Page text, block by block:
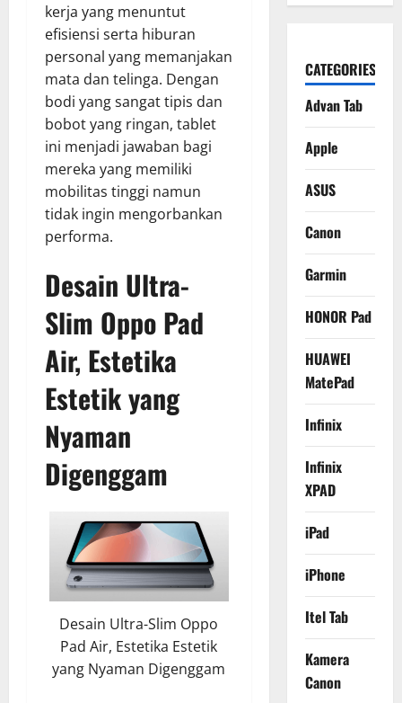
kerja yang menuntut
efisiensi serta hiburan
personal yang memanjakan
mata dan telinga. Dengan
bodi yang sangat tipis dan
bobot yang ringan, tablet
ini menjadi jawaban bagi
mereka yang memiliki
mobilitas tinggi namun
tidak ingin mengorbankan
performa.
Desain Ultra-
Slim Oppo Pad
Air, Estetika
Estetik yang
Nyaman
Digenggam
Desain Ultra-Slim Oppo
Pad Air, Estetika Estetik
yang Nyaman Digenggam
CATEGORIES
Advan Tab
Apple
ASUS
Canon
Garmin
HONOR Pad
HUAWEI
MatePad
Infinix
Infinix
XPAD
iPad
iPhone
Itel Tab
Kamera
Canon